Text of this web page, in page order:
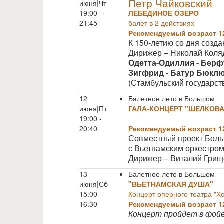
июня|Чт
19:00 -
21:45
Петр Чайковский
ЛЕБЕДИНОЕ ОЗЕРО
балет в 2 действиях
Рекомендуемый возраст
К 150-летию со дня
Дирижер – Николай
Одетта-Одиллия -
Зигфрид - Батур
(Стамбульский
12
июня|Пт
19:00 -
20:40
Балетное лето в Большом
ГАЛА-КОНЦЕРТ
Рекомендуемый возраст
Совместный проект
с Вьетнамским
Дирижер – Виталий
13
июня|Сб
15:00 -
16:30
Балетное лето в Большом
"ВЬЕТНАМСКАЯ ДУША"
Концерт оперного театра
Рекомендуемый возраст
Концерт пройдет в